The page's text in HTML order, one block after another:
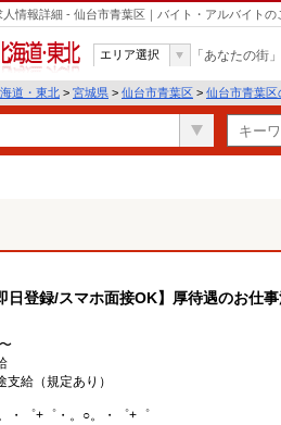
情報詳細 - 仙台市青葉区｜バイト・アルバイトの
海道・東北
エリア選択 「あなたの街
道・東北 > 宮城県 > 仙台市青葉区 > 仙台市青葉区
登録/スマホ面接OK】厚待遇のお仕事
給（規定あり）
・゜+゜・。○。・゜+゜